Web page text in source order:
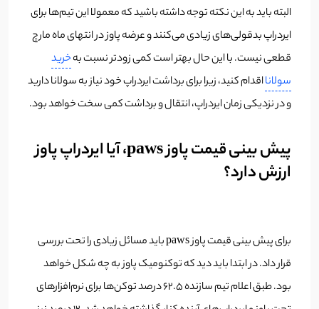
البته باید به این نکته توجه داشته باشید که معمولا این تیم‌ها برای
ایردراپ بدقولی‌های زیادی می‌کنند و عرضه پاوز در انتهای ماه مارچ
قطعی نیست. با این حال بهتر است کمی زودتر نسبت بهخرید
سولانااقدام کنید، زیرا برای برداشت ایردراپ خود نیاز به سولانا دارید
و در نزدیکی زمان ایردراپ، انتقال و برداشت کمی سخت خواهد بود.
پیش بینی قیمت پاوز paws، آیا ایردراپ پاوز
ارزش دارد؟
برای پیش بینی قیمت پاوز paws باید مسائل زیادی را تحت بررسی
قرار داد. در ابتدا باید دید که توکنومیک پاوز به چه شکل خواهد
بود. طبق اعلام تیم سازنده 62.5 درصد توکن‌ها برای نرم‌افزارهای